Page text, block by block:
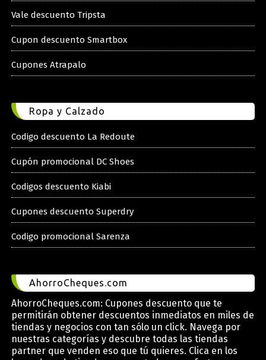
Vale descuento Tripsta
Cupon descuento Smartbox
Cupones Atrapalo
Ropa y Calzado
Codigo descuento La Redoute
Cupón promocional DC Shoes
Codigos descuento Kiabi
Cupones descuento Superdry
Codigo promocional Sarenza
AhorroCheques.com
AhorroCheques.com: Cupones descuento que te
permitirán obtener descuentos inmediatos en miles de
tiendas y negocios con tan sólo un click. Navega por
nuestras categorías y descubre todas las tiendas
partner que venden eso que tú quieres. Clica en los